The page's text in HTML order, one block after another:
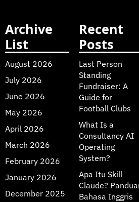
Archive
List
August 2026
July 2026
June 2026
May 2026
April 2026
March 2026
February 2026
January 2026
December 2025
Recent
Posts
Last Person
Standing
Fundraiser: A
Guide for
Football Clubs
What Is a
Consultancy AI
Operating
System?
Apa Itu Skill
Claude?
Bahasa Inggris